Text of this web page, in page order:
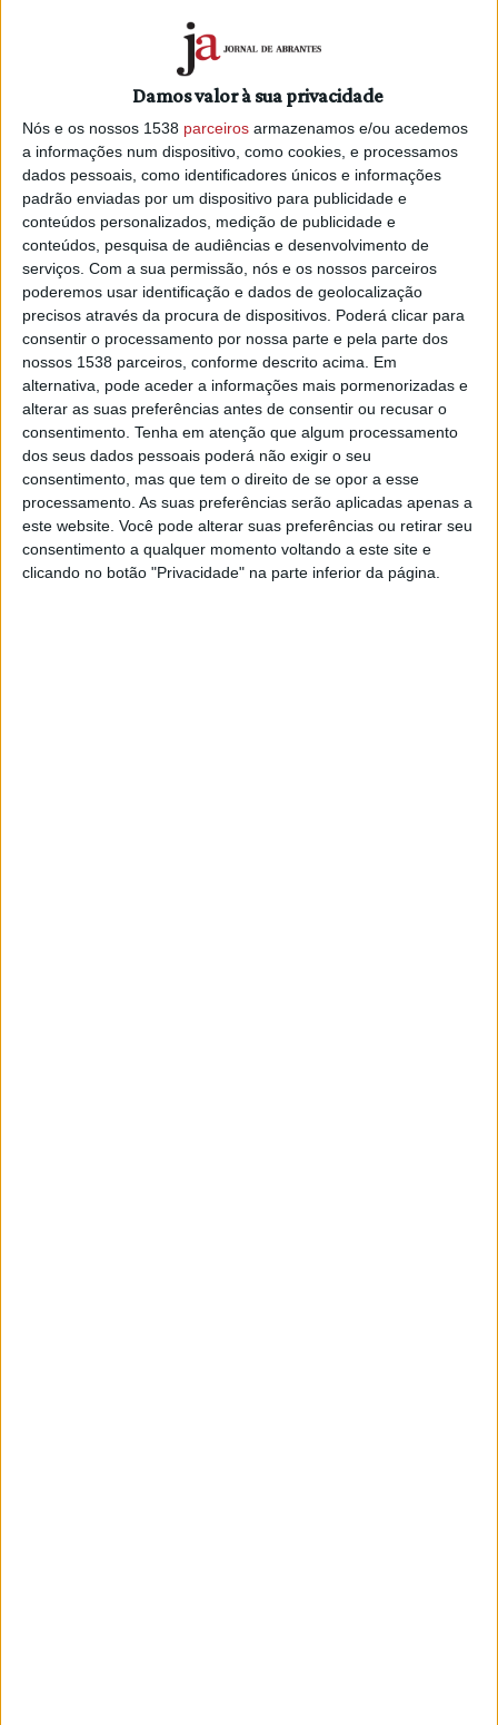
Damos valor à sua privacidade
Nós e os nossos 1538 parceiros armazenamos e/ou acedemos
a informações num dispositivo, como cookies, e processamos
dados pessoais, como identificadores únicos e informações
padrão enviadas por um dispositivo para publicidade e
conteúdos personalizados, medição de publicidade e
conteúdos, pesquisa de audiências e desenvolvimento de
serviços. Com a sua permissão, nós e os nossos parceiros
poderemos usar identificação e dados de geolocalização
precisos através da procura de dispositivos. Poderá clicar para
consentir o processamento por nossa parte e pela parte dos
nossos 1538 parceiros, conforme descrito acima. Em
alternativa, pode aceder a informações mais pormenorizadas e
alterar as suas preferências antes de consentir ou recusar o
consentimento. Tenha em atenção que algum processamento
dos seus dados pessoais poderá não exigir o seu
consentimento, mas que tem o direito de se opor a esse
processamento. As suas preferências serão aplicadas apenas a
este website. Você pode alterar suas preferências ou retirar seu
consentimento a qualquer momento voltando a este site e
clicando no botão "Privacidade" na parte inferior da página.
muito elevado»
7/05/2026 às 17:12
Câmara de Tomar alerta para
necessidade de reforço da resposta a
fenómenos extremos
28/03/2026 às 10:14
Médio Tejo com prejuízos no valor de
185 ME. 100 ME são em
infraestruturas públicas (c/áudio)
5/03/2026 às 20:52